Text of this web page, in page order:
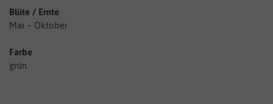
Blüte / Ernte
Mai – Oktober
Farbe
grün